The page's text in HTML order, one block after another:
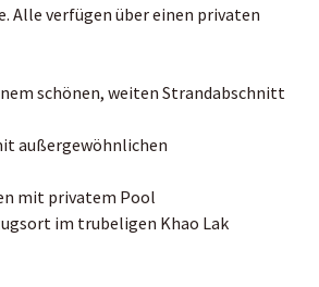
Alle verfügen über einen privaten
schönen, weiten Strandabschnitt
außergewöhnlichen
mit privatem Pool
im trubeligen Khao Lak